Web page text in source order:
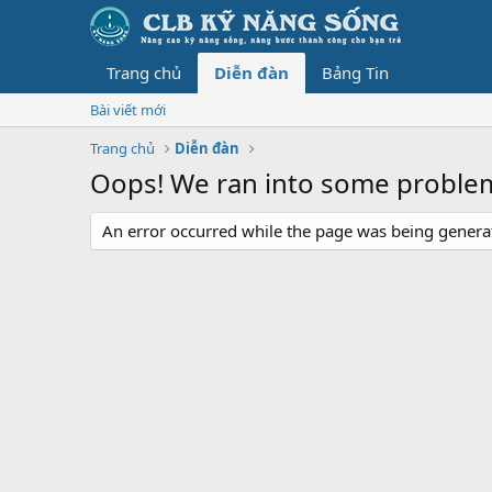
Trang chủ Diễn đàn Bảng Tin
Bài viết mới
Trang chủ
Diễn đàn
Oops! We ran into some
An error occurred while the page was being